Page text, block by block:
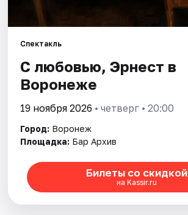
События
Города
Площадки
Рейтинги
Спектакль
С любовью, Эрнест в
Воронеже
19 ноября 2026 • четверг • 20:00
Город: Воронеж
Площадка: Бар Архив
Билеты со скидкой
на Kassir.ru